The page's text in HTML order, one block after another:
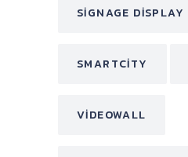
SIGNAGE DISPLAY
SMARTCITY
VIDEOWALL